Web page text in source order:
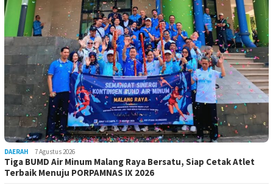
DAERAH 7 Agustus 2026
Tiga BUMD Air Minum Malang Raya Bersatu, Siap Cetak Atlet
Terbaik Menuju PORPAMNAS IX 2026